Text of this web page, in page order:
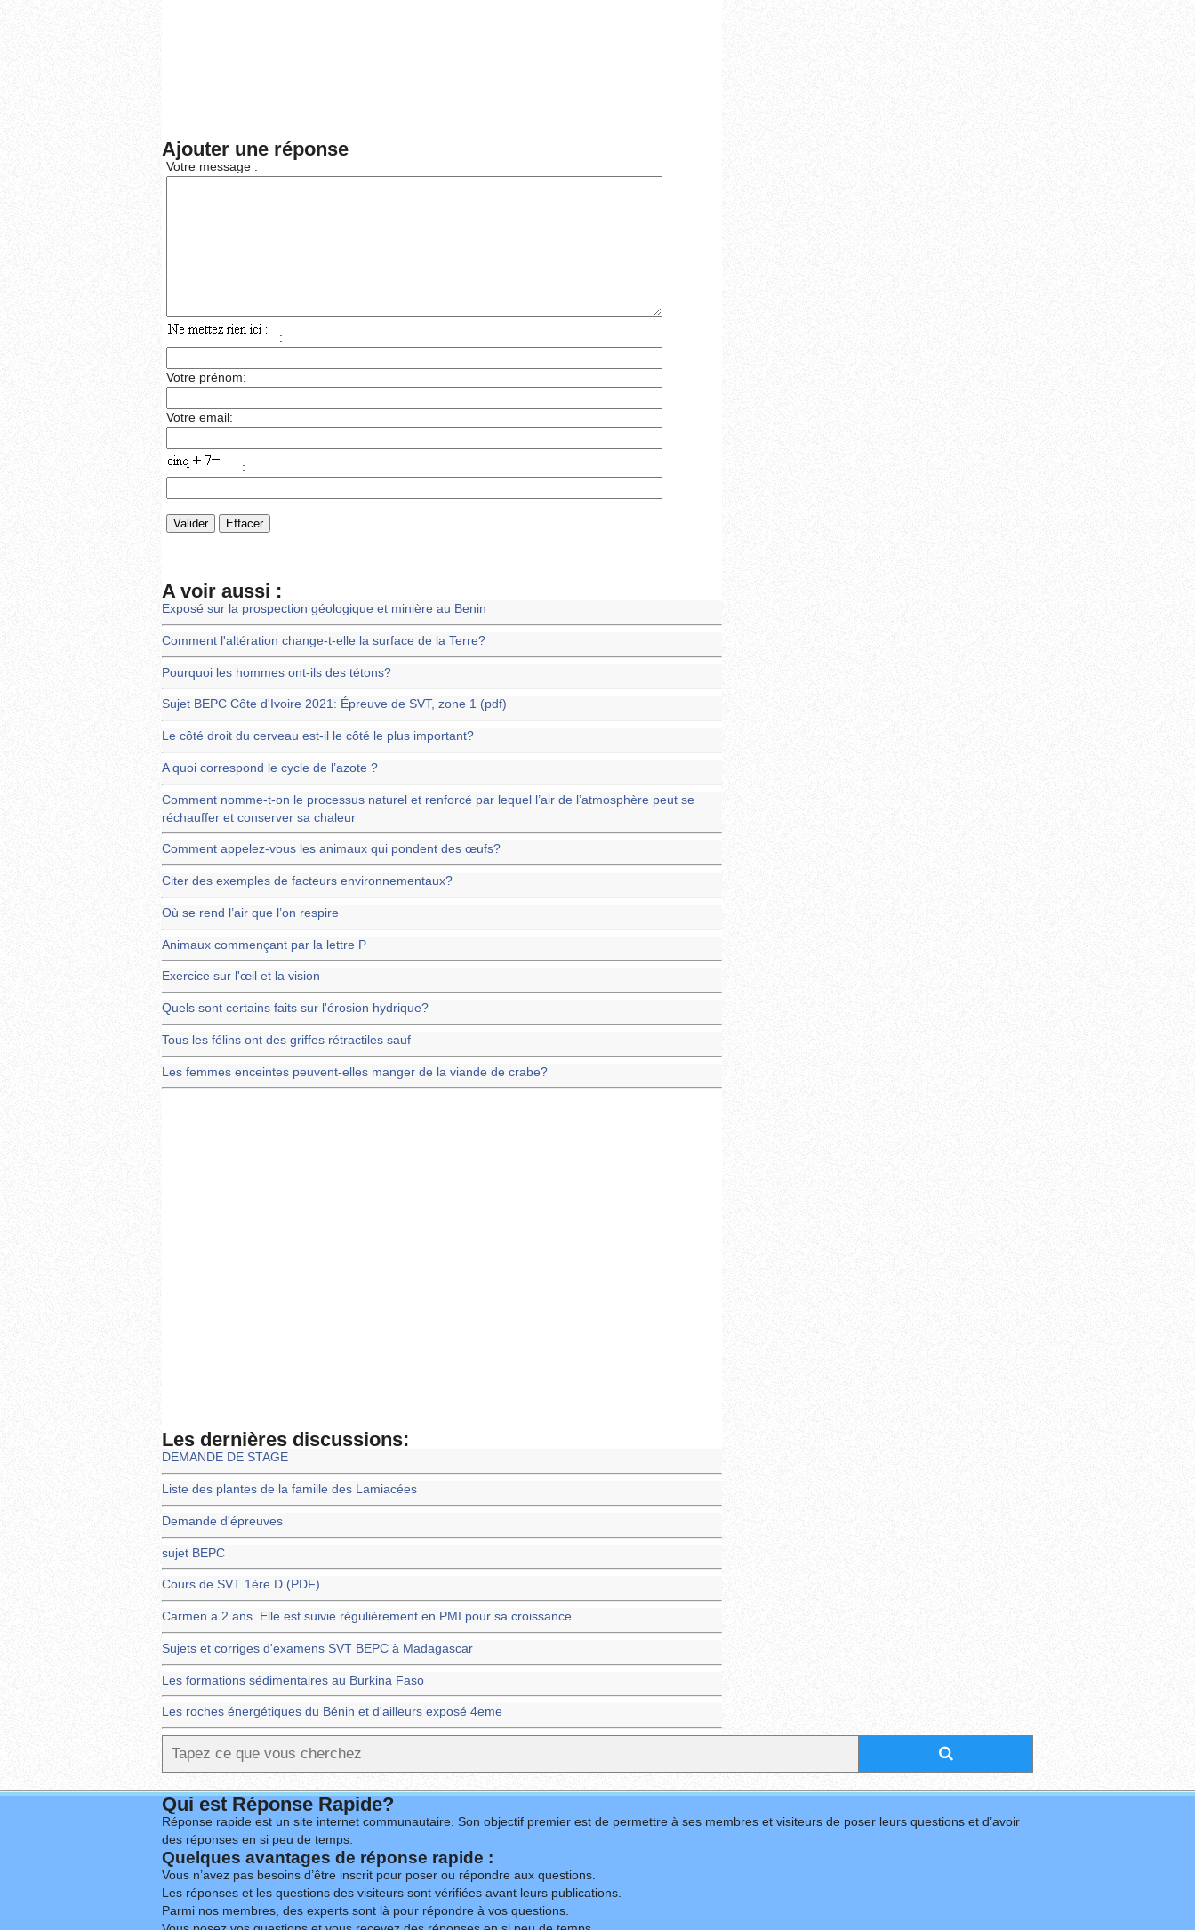
Ajouter une réponse
Votre message :
:
Votre prénom:
Votre email:
:
A voir aussi :
Exposé sur la prospection géologique et minière au Benin
Comment l'altération change-t-elle la surface de la Terre?
Pourquoi les hommes ont-ils des tétons?
Sujet BEPC Côte d'Ivoire 2021: Épreuve de SVT, zone 1 (pdf)
Le côté droit du cerveau est-il le côté le plus important?
A quoi correspond le cycle de l’azote ?
Comment nomme-t-on le processus naturel et renforcé par lequel l’air de l’atmosphère peut se
réchauffer et conserver sa chaleur
Comment appelez-vous les animaux qui pondent des œufs?
Citer des exemples de facteurs environnementaux?
Où se rend l’air que l’on respire
Animaux commençant par la lettre P
Exercice sur l'œil et la vision
Quels sont certains faits sur l'érosion hydrique?
Tous les félins ont des griffes rétractiles sauf
Les femmes enceintes peuvent-elles manger de la viande de crabe?
Les dernières discussions:
DEMANDE DE STAGE
Liste des plantes de la famille des Lamiacées
Demande d'épreuves
sujet BEPC
Cours de SVT 1ère D (PDF)
Carmen a 2 ans. Elle est suivie régulièrement en PMI pour sa croissance
Sujets et corriges d'examens SVT BEPC à Madagascar
Les formations sédimentaires au Burkina Faso
Les roches énergétiques du Bénin et d'ailleurs exposé 4eme
Qui est Réponse Rapide?
Réponse rapide est un site internet communautaire. Son objectif premier est de permettre à ses membres et visiteurs de poser leurs questions et d’avoir
des réponses en si peu de temps.
Quelques avantages de réponse rapide :
Vous n’avez pas besoins d’être inscrit pour poser ou répondre aux questions.
Les réponses et les questions des visiteurs sont vérifiées avant leurs publications.
Parmi nos membres, des experts sont là pour répondre à vos questions.